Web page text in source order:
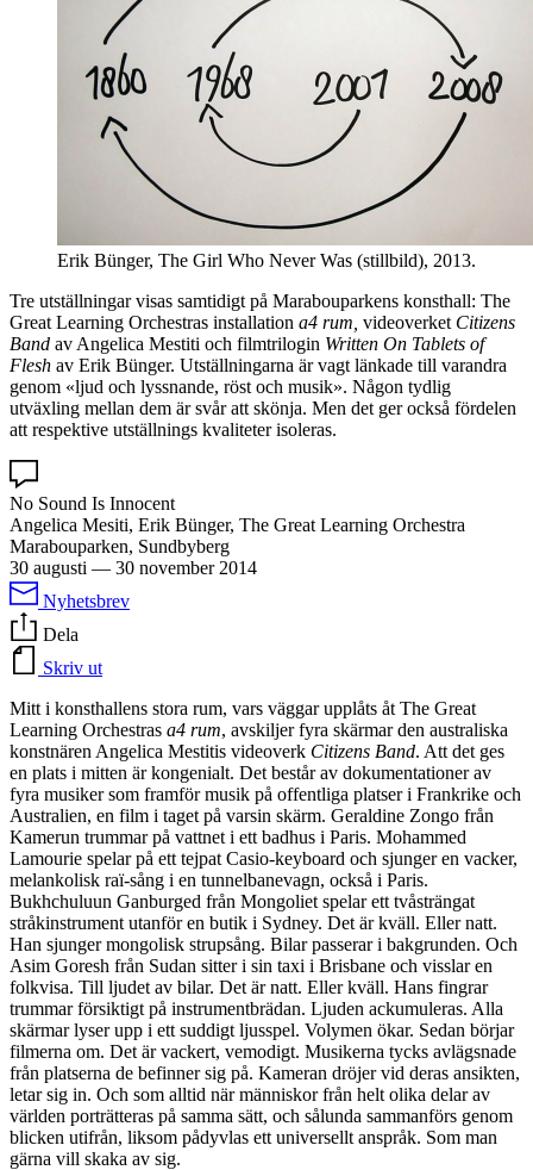
Erik Bünger, The Girl Who Never Was (stillbild), 2013.
Tre utställningar visas samtidigt på Marabouparkens konsthall: The
Great Learning Orchestras installation a4 rum, videoverket Citizens
Band av Angelica Mestiti och filmtrilogin Written On Tablets of
Flesh av Erik Bünger. Utställningarna är vagt länkade till varandra
genom «ljud och lyssnande, röst och musik». Någon tydlig
utväxling mellan dem är svår att skönja. Men det ger också fördelen
att respektive utställnings kvaliteter isoleras.
No Sound Is Innocent
Angelica Mesiti, Erik Bünger, The Great Learning Orchestra
Marabouparken, Sundbyberg
30 augusti — 30 november 2014
Nyhetsbrev
Dela
Skriv ut
Mitt i konsthallens stora rum, vars väggar upplåts åt The Great
Learning Orchestras a4 rum, avskiljer fyra skärmar den australiska
konstnären Angelica Mestitis videoverk Citizens Band. Att det ges
en plats i mitten är kongenialt. Det består av dokumentationer av
fyra musiker som framför musik på offentliga platser i Frankrike och
Australien, en film i taget på varsin skärm. Geraldine Zongo från
Kamerun trummar på vattnet i ett badhus i Paris. Mohammed
Lamourie spelar på ett tejpat Casio-keyboard och sjunger en vacker,
melankolisk raï-sång i en tunnelbanevagn, också i Paris.
Bukhchuluun Ganburged från Mongoliet spelar ett tvåsträngat
stråkinstrument utanför en butik i Sydney. Det är kväll. Eller natt.
Han sjunger mongolisk strupsång. Bilar passerar i bakgrunden. Och
Asim Goresh från Sudan sitter i sin taxi i Brisbane och visslar en
folkvisa. Till ljudet av bilar. Det är natt. Eller kväll. Hans fingrar
trummar försiktigt på instrumentbrädan. Ljuden ackumuleras. Alla
skärmar lyser upp i ett suddigt ljusspel. Volymen ökar. Sedan börjar
filmerna om. Det är vackert, vemodigt. Musikerna tycks avlägsnade
från platserna de befinner sig på. Kameran dröjer vid deras ansikten,
letar sig in. Och som alltid när människor från helt olika delar av
världen porträtteras på samma sätt, och sålunda sammanförs genom
blicken utifrån, liksom pådyvlas ett universellt anspråk. Som man
gärna vill skaka av sig.